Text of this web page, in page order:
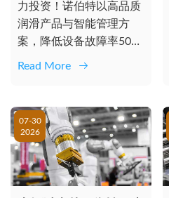
力投资！诺伯特以高品质
润滑产品与智能管理方
案，降低设备故障率50%
以上，延长寿命，实现持
Read More
07-30
2026